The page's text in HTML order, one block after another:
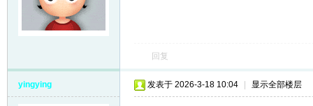
回复
yingying 发表于 2026-3-18 10:04 显示全部楼层